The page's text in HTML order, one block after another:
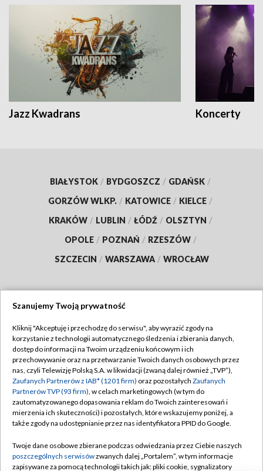
Jazz Kwadrans Koncerty
BIAŁYSTOK / BYDGOSZCZ / GDAŃSK /
GORZÓW WLKP. / KATOWICE / KIELCE /
KRAKÓW / LUBLIN / ŁÓDŹ / OLSZTYN /
OPOLE / POZNAŃ / RZESZÓW /
SZCZECIN / WARSZAWA / WROCŁAW
TVP
Abonament TVP
Emisja w TVP
Centrum informacji TVP
Naziemna Telewizja Cyfrowa
Rada Programowa
Regulamin TVP
Polityka prywatności
Moje zgody
Pomoc
Kontakt
Szanujemy Twoją prywatność
Kliknij "Akceptuję i przechodzę do serwisu", aby wyrazić zgody na
korzystanie z technologii automatycznego śledzenia i zbierania danych,
dostęp do informacji na Twoim urządzeniu końcowym i ich
przechowywanie oraz na przetwarzanie Twoich danych osobowych przez
nas, czyli Telewizję Polską S.A. w likwidacji (zwaną dalej również „TVP”),
Zaufanych Partnerów z IAB* (1201 firm) oraz pozostałych Zaufanych
Partnerów TVP (93 firm), w celach marketingowych (w tym do
zautomatyzowanego dopasowania reklam do Twoich zainteresowań i
mierzenia ich skuteczności) i pozostałych, które wskazujemy poniżej, a
także zgody na udostępnianie przez nas identyfikatora PPID do Google.
Twoje dane osobowe zbierane podczas odwiedzania przez Ciebie naszych
poszczególnych serwisówzwanych dalej „Portalem”, w tym informacje
zapisywane za pomocą technologii takich jak: pliki cookie, sygnalizatory